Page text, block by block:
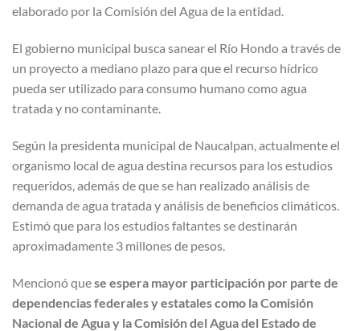
elaborado por la Comisión del Agua de la entidad.
El gobierno municipal busca sanear el Río Hondo a través de
un proyecto a mediano plazo para que el recurso hídrico
pueda ser utilizado para consumo humano como agua
tratada y no contaminante.
Según la presidenta municipal de Naucalpan, actualmente el
organismo local de agua destina recursos para los estudios
requeridos, además de que se han realizado análisis de
demanda de agua tratada y análisis de beneficios climáticos.
Estimó que para los estudios faltantes se destinarán
aproximadamente 3 millones de pesos.
Mencionó quese espera mayor participación por parte de
dependencias federales y estatales como la Comisión
Nacional de Agua y la Comisión del Agua del Estado de